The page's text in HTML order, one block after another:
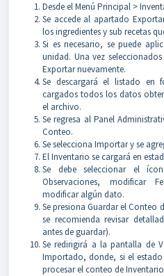
Desde el Menú Principal >
Se accede al apartado
los ingredientes y sub recetas
Si es necesario, se puede
unidad. Una vez
Exportar nuevamente.
Se descargará el listado en
cargados todos los datos
el archivo.
Se regresa al Panel
Conteo.
Se selecciona Importar y se
El Inventario se cargará en
Se debe seleccionar el
Observaciones, modificar
modificar algún dato.
Se presiona Guardar el Conteo
se recomienda revisar
antes de guardar).
Se redirigirá a la pantalla de
Importado, donde, si el
procesar el conteo de